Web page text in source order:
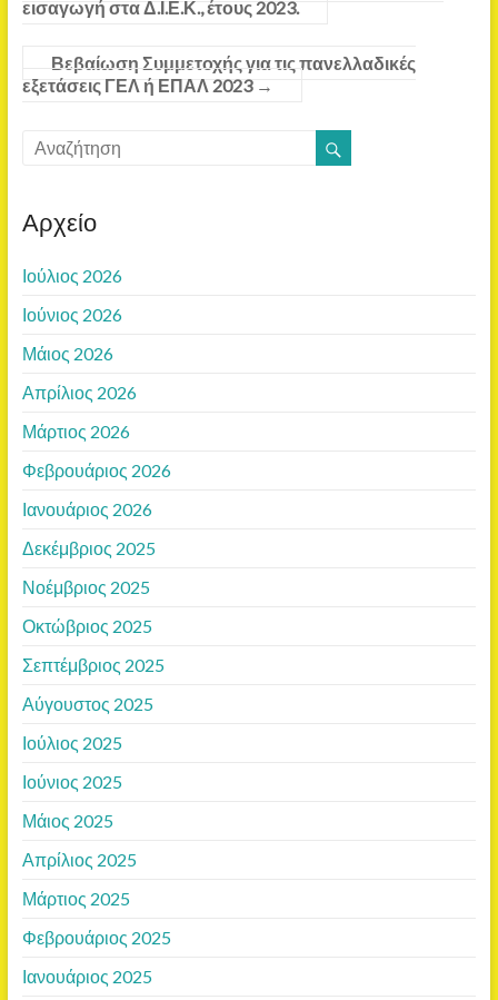
εισαγωγή στα Δ.Ι.Ε.Κ., έτους 2023.
Βεβαίωση Συμμετοχής για τις πανελλαδικές
εξετάσεις ΓΕΛ ή ΕΠΑΛ 2023 →
Αρχείο
Ιούλιος 2026
Ιούνιος 2026
Μάιος 2026
Απρίλιος 2026
Μάρτιος 2026
Φεβρουάριος 2026
Ιανουάριος 2026
Δεκέμβριος 2025
Νοέμβριος 2025
Οκτώβριος 2025
Σεπτέμβριος 2025
Αύγουστος 2025
Ιούλιος 2025
Ιούνιος 2025
Μάιος 2025
Απρίλιος 2025
Μάρτιος 2025
Φεβρουάριος 2025
Ιανουάριος 2025